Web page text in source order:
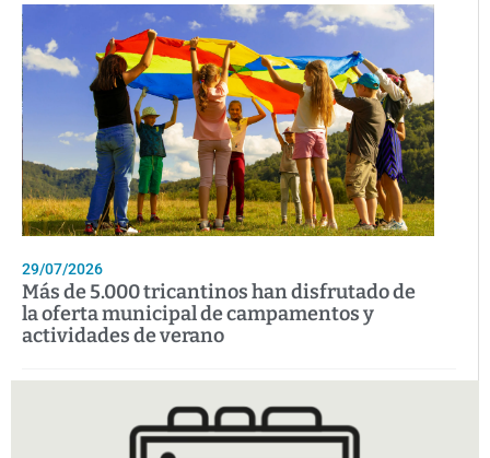
29/07/2026
Más de 5.000 tricantinos han disfrutado de
la oferta municipal de campamentos y
actividades de verano